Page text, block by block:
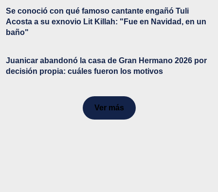
Se conoció con qué famoso cantante engañó Tuli
Acosta a su exnovio Lit Killah: "Fue en Navidad, en un
baño"
Juanicar abandonó la casa de Gran Hermano 2026 por
decisión propia: cuáles fueron los motivos
Ver más